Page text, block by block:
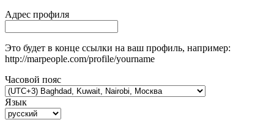
Адрес профиля
Это будет в конце ссылки на ваш профиль, например:
http://marpeople.com/profile/yourname
Часовой пояс
Язык